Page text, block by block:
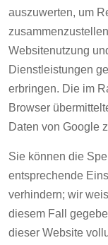
auszuwerten, um
Websitenutzung
Dienstleistungen
erbringen. Die im
Browser
Daten von Google
Sie können die
entsprechende
verhindern; wir
diesem Fall
dieser Website